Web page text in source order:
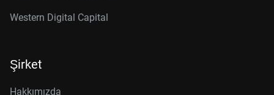
Western Digital Capital
Şirket
Hakkımızda